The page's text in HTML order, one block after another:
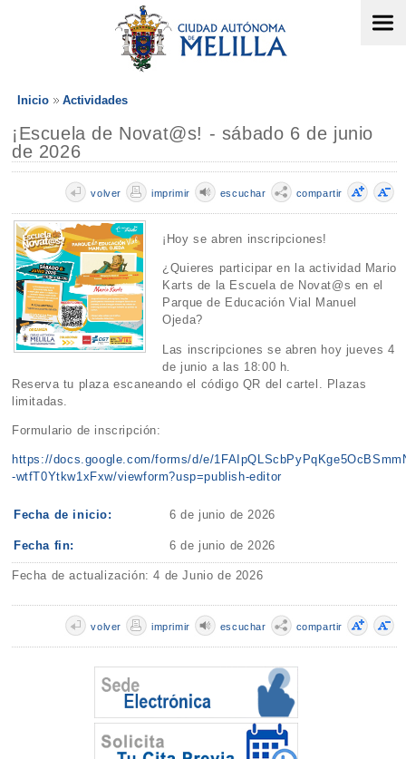
Inicio Actividades
¡Escuela de Novat@s! - sábado 6 de junio
de 2026
compartir
escuchar
imprimir
volver
¡Hoy se abren inscripciones!
¿Quieres participar en la actividad Mario
Karts de la Escuela de Novat@s en el
Parque de Educación Vial Manuel
Ojeda?
Las inscripciones se abren hoy jueves 4
de junio a las 18:00 h.
Reserva tu plaza escaneando el código QR del cartel. Plazas
limitadas.
Formulario de inscripción:
https://docs.google.com/forms/d/e/
-wtfT0Ytkw1xFxw/viewform?usp=publish-editor
Fecha de inicio: 6 de junio de 2026
Fecha fin: 6 de junio de 2026
Fecha de actualización: 4 de Junio de 2026
compartir
escuchar
imprimir
volver